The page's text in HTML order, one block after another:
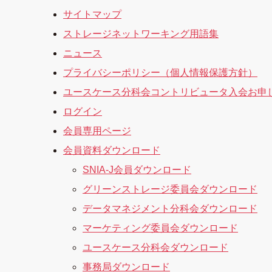
サイトマップ
ストレージネットワーキング用語集
ニュース
プライバシーポリシー（個人情報保護方針）
ユースケース分科会コントリビュータ入会お申
ログイン
会員専用ページ
会員資料ダウンロード
SNIA-J会員ダウンロード
グリーンストレージ委員会ダウンロード
データマネジメント分科会ダウンロード
マーケティング委員会ダウンロード
ユースケース分科会ダウンロード
事務局ダウンロード